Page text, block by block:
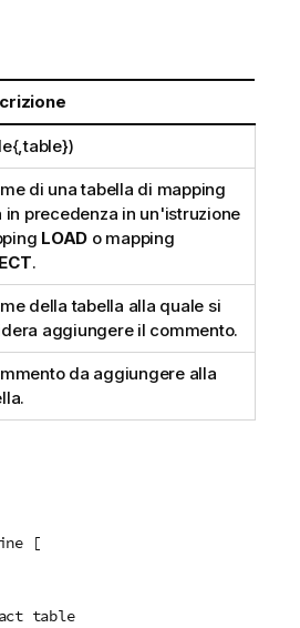
di una tabella di mapping
in precedenza in un'istruzione
LOAD o mapping
.
della tabella alla quale si
aggiungere il commento.
da aggiungere alla
[
table